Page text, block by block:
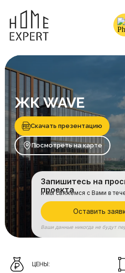
Запишитесь на
проекта
и мы свяжемся с Вами в
Ваши данные никогда не будут
Оставить
ЖК WAVE
Скачать презентацию
Посмотреть на карте
ЦЕНЫ: